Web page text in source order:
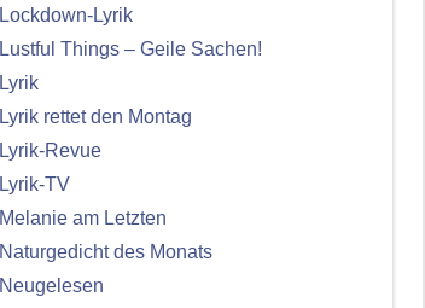
Lockdown-Lyrik
Lustful Things – Geile Sachen!
Lyrik
Lyrik rettet den Montag
Lyrik-Revue
Lyrik-TV
Melanie am Letzten
Naturgedicht des Monats
Neugelesen